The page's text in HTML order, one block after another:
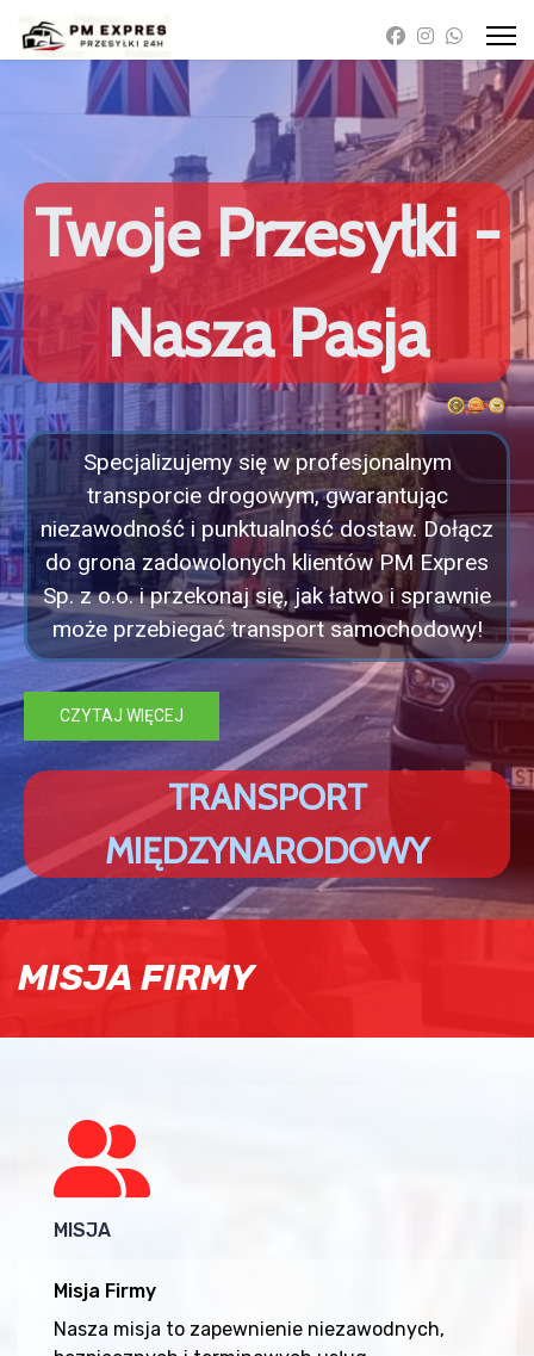
Twoje Przesyłki -
Nasza Pasja
Specjalizujemy się w profesjonalnym
transporcie drogowym, gwarantując
niezawodność i punktualność dostaw. Dołącz
do grona zadowolonych klientów PM Expres
Sp. z o.o. i przekonaj się, jak łatwo i sprawnie
może przebiegać transport samochodowy!
CZYTAJ WIĘCEJ
TRANSPORT
MIĘDZYNARODOWY
MISJA FIRMY
MISJA
Misja Firmy
Nasza misja to zapewnienie niezawodnych,